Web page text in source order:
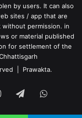
by users. It can also
sites / app that are
permission. in
or material published
for settlement of the
| Prawakta.
Instagram
Telegram